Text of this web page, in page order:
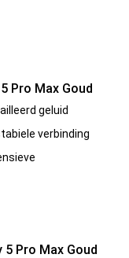
Pro Max Goud
geluid
verbinding
Pro Max Goud